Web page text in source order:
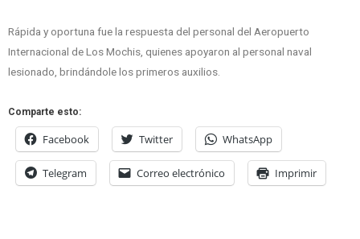
Rápida y oportuna fue la respuesta del personal del Aeropuerto
Internacional de Los Mochis, quienes apoyaron al personal naval
lesionado, brindándole los primeros auxilios.
Comparte esto:
Facebook Twitter WhatsApp
Telegram Correo electrónico Imprimir